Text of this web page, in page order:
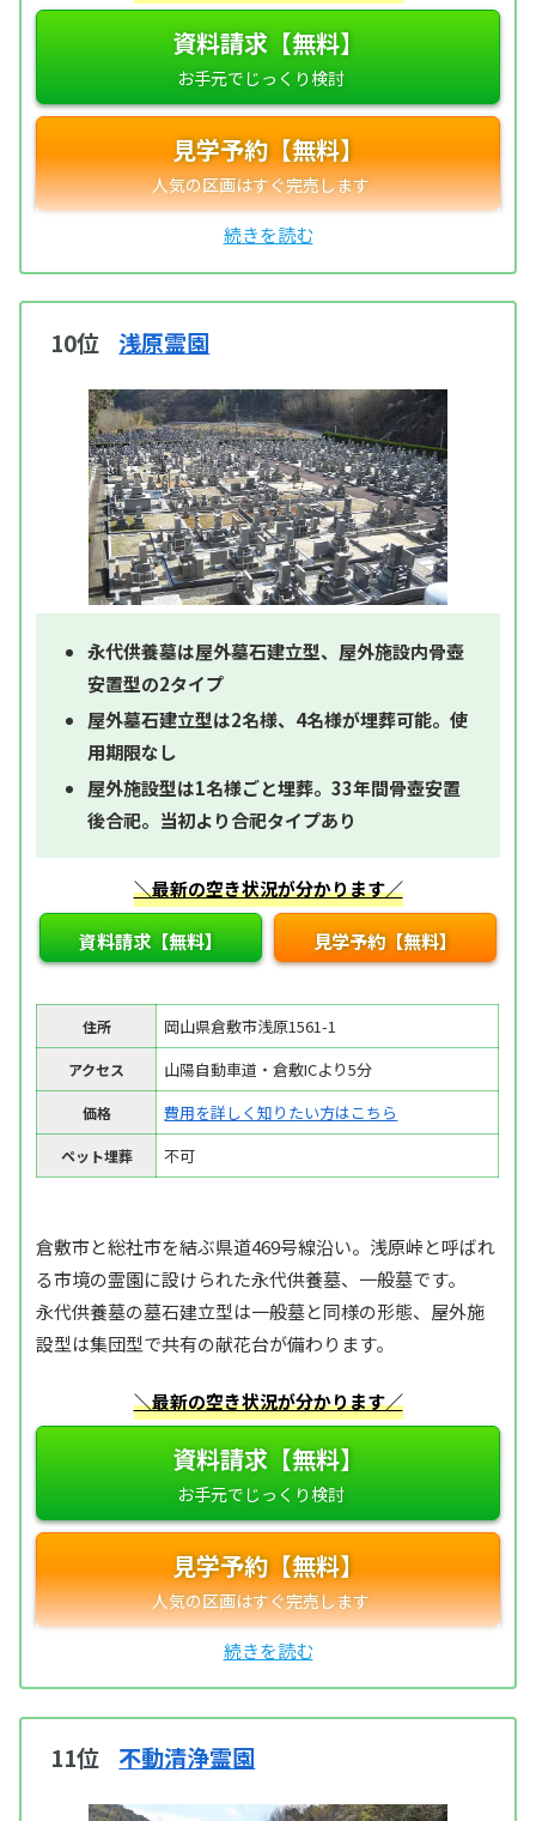
資料請求【無料】
見学予約【無料】
10位 浅原霊園
永代供養墓は屋外墓石建立型、屋外施設内骨壺
安置型の2タイプ
屋外墓石建立型は2名様、4名様が埋葬可能。使
用期限なし
屋外施設型は1名様ごと埋葬。33年間骨壺安置
後合祀。当初より合祀タイプあり
＼最新の空き状況が分かります／
資料請求【無料】 見学予約【無料】
住所 岡山県倉敷市浅原1561-1
アクセス 山陽自動車道・倉敷ICより5分
価格 費用を詳しく知りたい方はこちら
ペット埋葬 不可
倉敷市と総社市を結ぶ県道469号線沿い。浅原峠と呼ばれ
る市境の霊園に設けられた永代供養墓、一般墓です。
永代供養墓の墓石建立型は一般墓と同様の形態、屋外施
設型は集団型で共有の献花台が備わります。
＼最新の空き状況が分かります／
資料請求【無料】
見学予約【無料】
11位 不動清浄霊園